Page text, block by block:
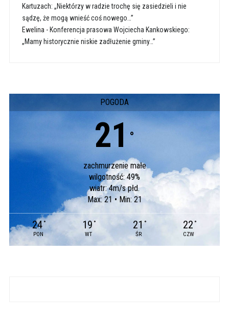
Kartuzach: „Niektórzy w radzie trochę się zasiedzieli i nie
sądzę, że mogą wnieść coś nowego…”
Ewelina- Konferencja prasowa Wojciecha Kankowskiego:
„Mamy historycznie niskie zadłużenie gminy…”
POGODA
21 °
zachmurzenie małe
wilgotność: 49%
wiatr: 4m/s płd.
Max: 21 • Min: 21
24 °
PON
19 °
WT
21 °
ŚR
22 °
CZW